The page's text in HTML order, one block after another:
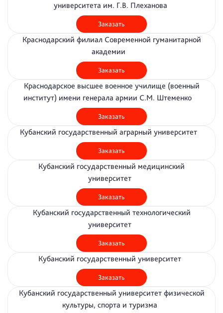
университета им. Г.В. Плеханова
Заказать
Краснодарский филиал Современной гуманитарной
академии
Заказать
Краснодарское высшее военное училище (военный
институт) имени генерала армии С.М. Штеменко
Заказать
Кубанский государственный аграрный университет
Заказать
Кубанский государственный медицинский
университет
Заказать
Кубанский государственный технологический
университет
Заказать
Кубанский государственный университет
Заказать
Кубанский государственный университет физической
культуры, спорта и туризма